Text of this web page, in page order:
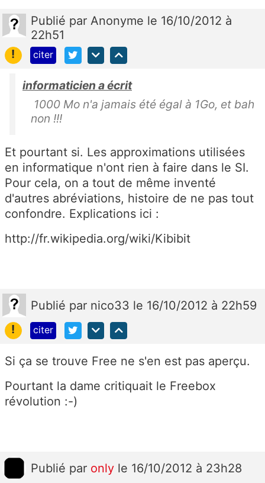
Publié par Anonyme le 16/10/2012 à
22h51
!
citer
informaticien a écrit
1000 Mo n'a jamais été égal à 1Go, et bah
non !!!
Et pourtant si. Les approximations utilisées
en informatique n'ont rien à faire dans le SI.
Pour cela, on a tout de même inventé
d'autres abréviations, histoire de ne pas tout
confondre. Explications ici :
http://fr.wikipedia.org/wiki/Kibibit
Publié par nico33 le 16/10/2012 à 22h59
!
citer
Si ça se trouve Free ne s'en est pas aperçu.
Pourtant la dame critiquait le Freebox
révolution :-)
Publié par only le 16/10/2012 à 23h28